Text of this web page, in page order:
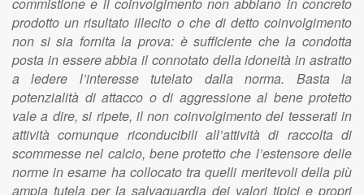
prodotto un risultato illecito o che di detto coinvolgimento
non si sia fornita la prova: è sufficiente che la condotta
posta in essere abbia il connotato della idoneità in astratto
a ledere l’interesse tutelato dalla norma. Basta la
potenzialità di attacco o di aggressione al bene protetto
vale a dire, si ripete, il non coinvolgimento dei tesserati in
attività comunque riconducibili all’attività di raccolta di
scommesse nel calcio, bene protetto che l’estensore delle
norme in esame ha collocato tra quelli meritevoli della più
ampia tutela per la salvaguardia dei valori tipici e propri